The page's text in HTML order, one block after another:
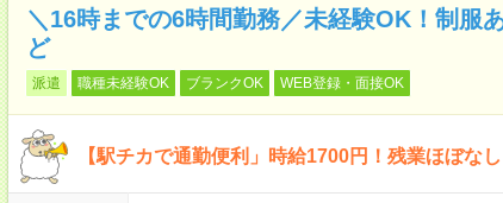
＼16時までの6時間勤務／未経験OK！制服
ど
派遣 職種未経験OK ブランクOK WEB登録・面接OK
【駅チカで通勤便利」時給1700円！残業ほぼな